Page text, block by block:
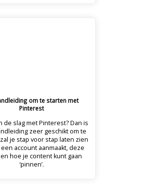
om te starten met
Pinterest
de slag met Pinterest? Dan is
zeer geschikt om te
je stap voor stap laten zien
account aanmaakt, deze
hoe je content kunt gaan
‘pinnen’.